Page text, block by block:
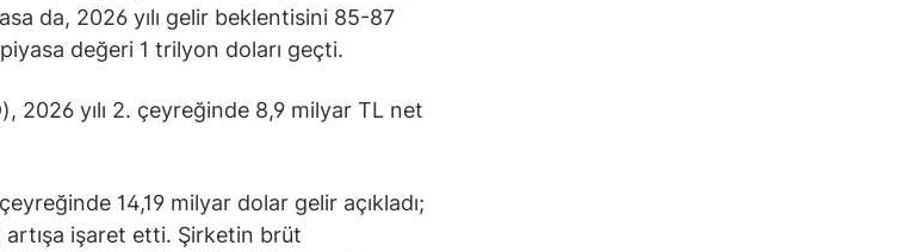
da, 2026 yılı gelir beklentisini 85-87
değeri 1 trilyon doları geçti.
), 2026 yılı 2. çeyreğinde 8,9 milyar TL net
14,19 milyar dolar gelir açıkladı;
artışa işaret etti. Şirketin brüt